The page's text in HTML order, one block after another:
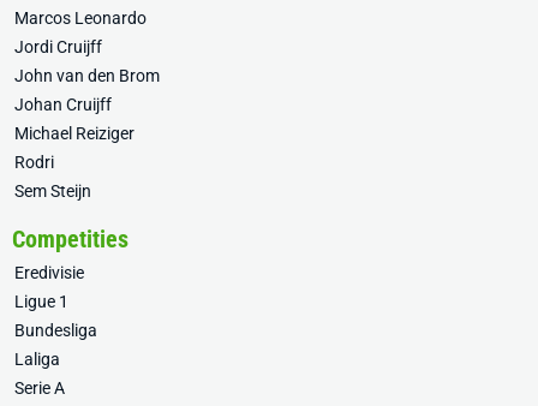
Marcos Leonardo
Jordi Cruijff
John van den Brom
Johan Cruijff
Michael Reiziger
Rodri
Sem Steijn
Competities
Eredivisie
Ligue 1
Bundesliga
Laliga
Serie A